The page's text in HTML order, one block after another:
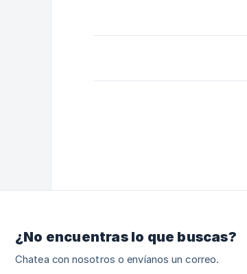
¿No encuentras lo que buscas?
Chatea con nosotros o envíanos un correo.